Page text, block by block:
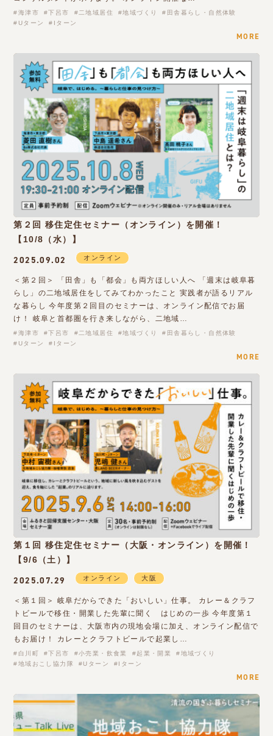
海津市 下呂市 二地域居住 地域づくり
田舎暮らし・自然体験
Uターン
Iターン
MORE
第２回 移住定住セミナー（オンライン）を開催！
【10/8（水）】
2025.09.02 オンライン
＜第２回＞ 「田舎」も「都会」も両方ほしい人へ 「週末は岐阜暮
らし」の二地域居住をしてみてわかったこと 実践者が語るリアル
な暮らし 今年度第２回目のセミナーは、オンライン配信でお届
け！ 岐阜と首都圏を行き来しながら、二地域…
海津市 下呂市 二地域居住 地域づくり
田舎暮らし・自然体験
Uターン
Iターン
MORE
第１回 移住定住セミナー（大阪・オンライン）を開催！
【9/6（土）】
2025.07.29 オンライン 大阪
＜第１回＞ 岐阜だからできた「おいしい」仕事。 カレー＆クラフ
トビールで移住・開業した先輩に聞く はじめの一歩 今年度第１
回目のセミナーは、大阪市内の現地会場に加え、オンライン配信で
もお届け！ カレーとクラフトビールで起業し…
白川町 下呂市 小売業・飲食業 起業・開業
地域づくり
地域おこし協力隊
Uターン Iターン
MORE